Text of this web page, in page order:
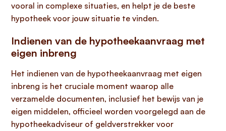
vooral in complexe situaties, en helpt je de beste
hypotheek voor jouw situatie te vinden.
Indienen van de hypotheekaanvraag met
eigen inbreng
Het indienen van de hypotheekaanvraag met eigen
inbreng is het cruciale moment waarop alle
verzamelde documenten, inclusief het bewijs van je
eigen middelen, officieel worden voorgelegd aan de
hypotheekadviseur of geldverstrekker voor